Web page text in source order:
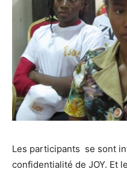
Les participants se sont
confidentialité de JOY. Et